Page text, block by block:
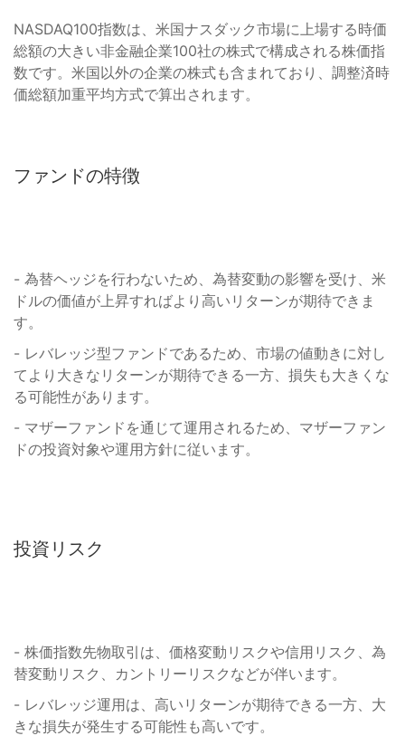
NASDAQ100指数は、米国ナスダック市場に上場する時価
総額の大きい非金融企業100社の株式で構成される株価指
数です。米国以外の企業の株式も含まれており、調整済時
価総額加重平均方式で算出されます。
ファンドの特徴
- 為替ヘッジを行わないため、為替変動の影響を受け、米
ドルの価値が上昇すればより高いリターンが期待できま
す。
- レバレッジ型ファンドであるため、市場の値動きに対し
てより大きなリターンが期待できる一方、損失も大きくな
る可能性があります。
- マザーファンドを通じて運用されるため、マザーファン
ドの投資対象や運用方針に従います。
投資リスク
- 株価指数先物取引は、価格変動リスクや信用リスク、為
替変動リスク、カントリーリスクなどが伴います。
- レバレッジ運用は、高いリターンが期待できる一方、大
きな損失が発生する可能性も高いです。